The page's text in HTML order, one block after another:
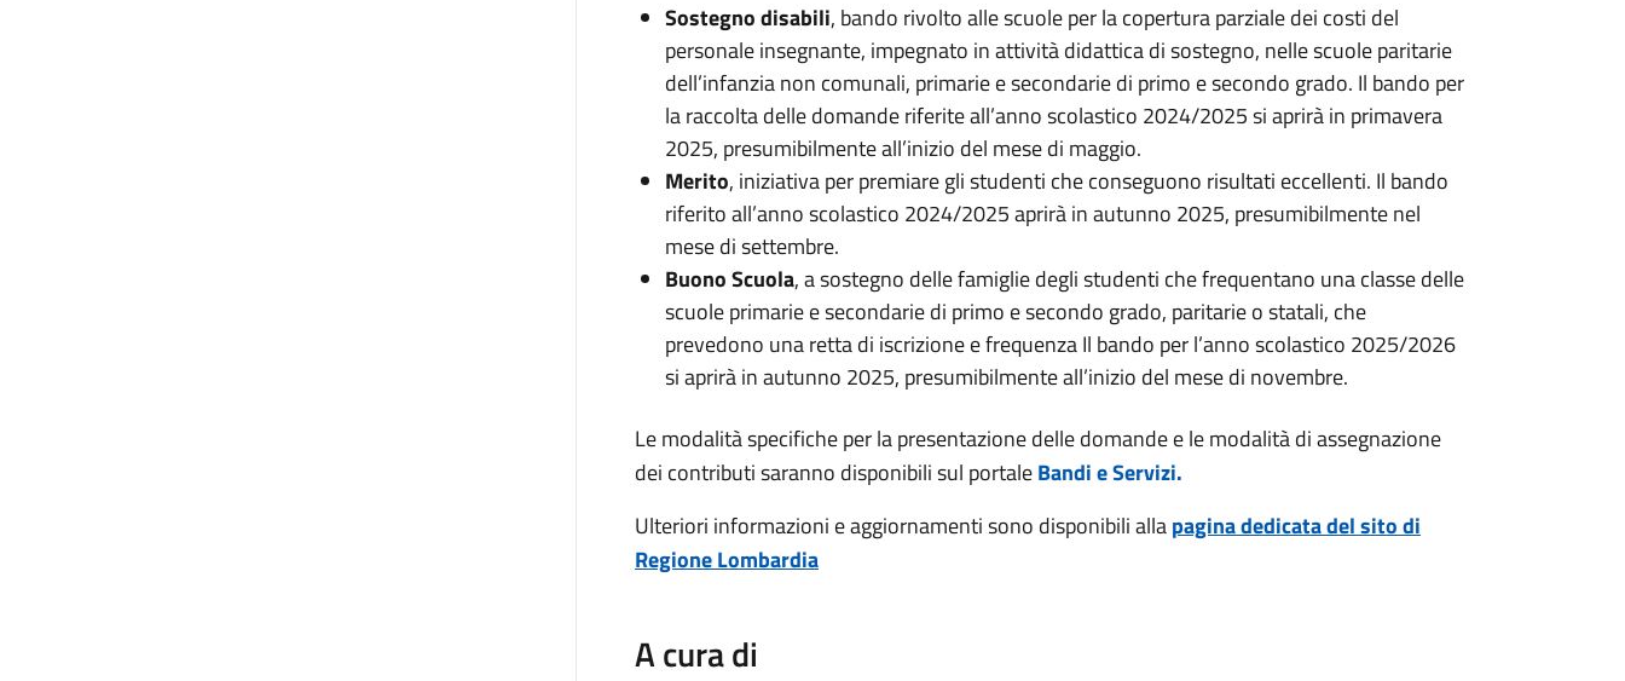
Sostegno disabili, bando rivolto alle scuole per la copertura parziale dei costi del
personale insegnante, impegnato in attività didattica di sostegno, nelle scuole paritarie
dell’infanzia non comunali, primarie e secondarie di primo e secondo grado. Il bando per
la raccolta delle domande riferite all’anno scolastico 2024/2025 si aprirà in primavera
2025, presumibilmente all’inizio del mese di maggio.
Merito, iniziativa per premiare gli studenti che conseguono risultati eccellenti. Il bando
riferito all’anno scolastico 2024/2025 aprirà in autunno 2025, presumibilmente nel
mese di settembre.
Buono Scuola, a sostegno delle famiglie degli studenti che frequentano una classe delle
scuole primarie e secondarie di primo e secondo grado, paritarie o statali, che
prevedono una retta di iscrizione e frequenza Il bando per l’anno scolastico 2025/2026
si aprirà in autunno 2025, presumibilmente all’inizio del mese di novembre.
Le modalità specifiche per la presentazione delle domande e le modalità di assegnazione
dei contributi saranno disponibili sul portaleBandi e Servizi.
Ulteriori informazioni e aggiornamenti sono disponibili allapagina dedicata del sito di
Regione Lombardia
A cura di